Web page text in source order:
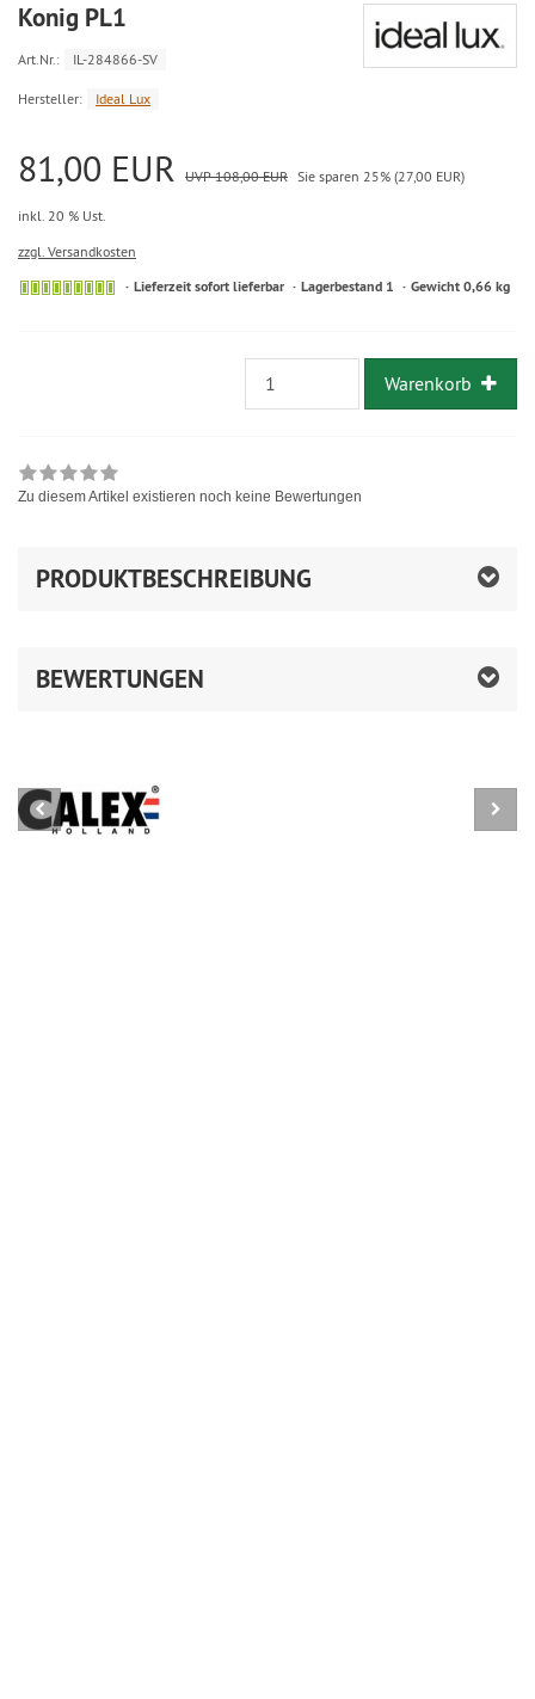
Konig PL1
Art.Nr.: IL-284866-SV
Hersteller: Ideal Lux
81,00 EUR UVP 108,00 EUR Sie sparen 25% (27,00 EUR)
inkl. 20 % Ust.
zzgl. Versandkosten
Lieferzeit sofort lieferbar Lagerbestand 1 Gewicht 0,66 kg
Warenkorb
Zu diesem Artikel existieren noch keine Bewertungen
PRODUKTBESCHREIBUNG
BEWERTUNGEN